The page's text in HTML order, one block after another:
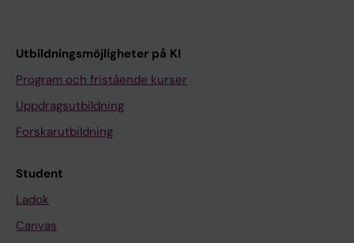
Utbildningsmöjligheter på KI
Program och fristående kurser
Uppdragsutbildning
Forskarutbildning
Student
Ladok
Canvas